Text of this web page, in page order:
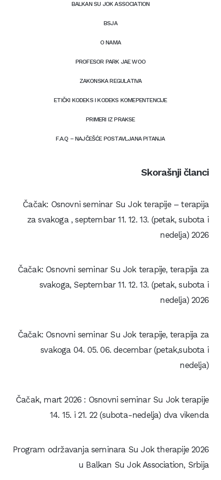
BALKAN SU JOK ASSOCIATION
BSJA
O NAMA
PROFESOR PARK JAE WOO
ZAKONSKA REGULATIVA
ETIČKI KODEKS I KODEKS KOMEPENTENCIJE
PRIMERI IZ PRAKSE
F.A.Q – NAJČEŠĆE POSTAVLJANA PITANJA
Skorašnji članci
Čačak: Osnovni seminar Su Jok terapije – terapija
za svakoga , septembar 11. 12. 13. (petak, subota i
nedelja) 2026
Čačak: Osnovni seminar Su Jok terapije, terapija za
svakoga, Septembar 11. 12. 13. (petak, subota i
nedelja) 2026
Čačak: Osnovni seminar Su Jok terapije, terapija za
svakoga 04. 05. 06. decembar (petak,subota i
nedelja)
Čačak, mart 2026 : Osnovni seminar Su Jok terapije
14. 15. i 21. 22 (subota-nedelja) dva vikenda
Program održavanja seminara Su Jok therapije 2026
u Balkan Su Jok Association, Srbija